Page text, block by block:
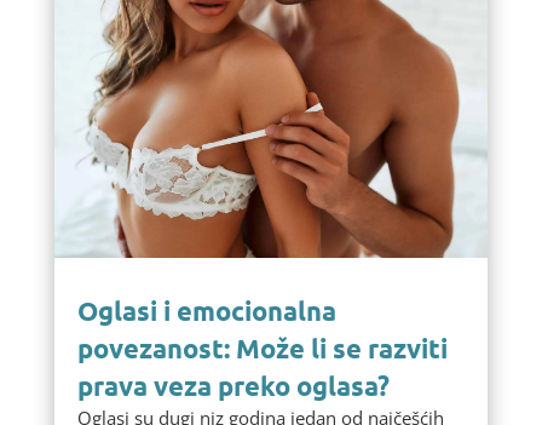
Oglasi i emocionalna
povezanost: Može li se razviti
prava veza preko oglasa?
Oglasi su dugi niz godina jedan od najčešćih